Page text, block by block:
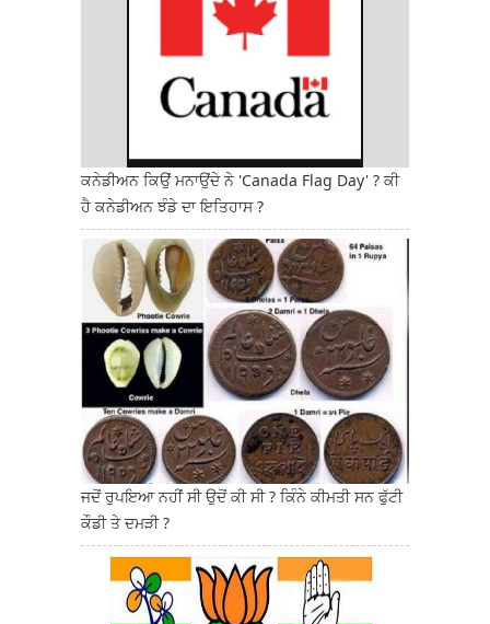
ਕਨੇਡੀਅਨ ਕਿਉਂ ਮਨਾਉਂਦੇ ਨੇ 'Canada Flag Day' ? ਕੀ
ਹੈ ਕਨੇਡੀਅਨ ਝੰਡੇ ਦਾ ਇਤਿਹਾਸ ?
ਜਦੋਂ ਰੁਪਇਆ ਨਹੀਂ ਸੀ ਉਦੋਂ ਕੀ ਸੀ ? ਕਿੰਨੇ ਕੀਮਤੀ ਸਨ ਫੁੱਟੀ
ਕੌਡੀ ਤੇ ਦਮੜੀ ?